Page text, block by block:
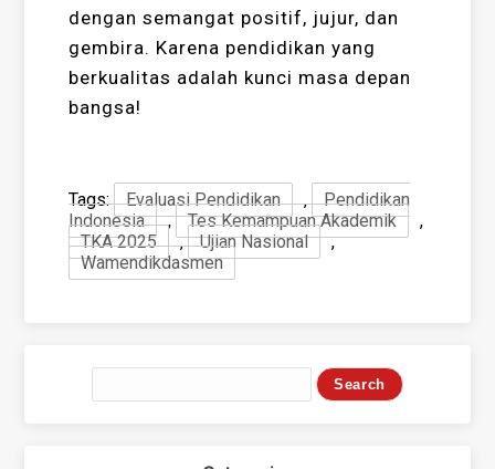
dengan semangat positif, jujur, dan
gembira. Karena pendidikan yang
berkualitas adalah kunci masa depan
bangsa!
Tags: Evaluasi Pendidikan ,
Pendidikan
Indonesia
, Tes Kemampuan Akademik
,
TKA 2025
, Ujian Nasional
,
Wamendikdasmen